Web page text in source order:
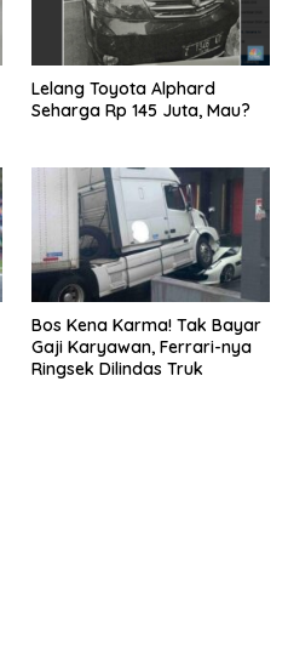
Lelang Toyota Alphard
Seharga Rp 145 Juta, Mau?
Bos Kena Karma! Tak Bayar
Gaji Karyawan, Ferrari-nya
Ringsek Dilindas Truk